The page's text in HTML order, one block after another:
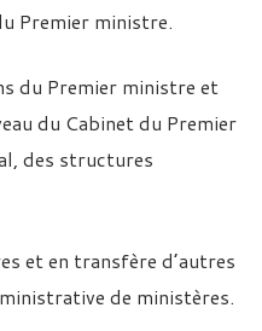
Premier ministre.
du Premier ministre et
du Cabinet du Premier
des structures
et en transfère d’autres
de ministères.